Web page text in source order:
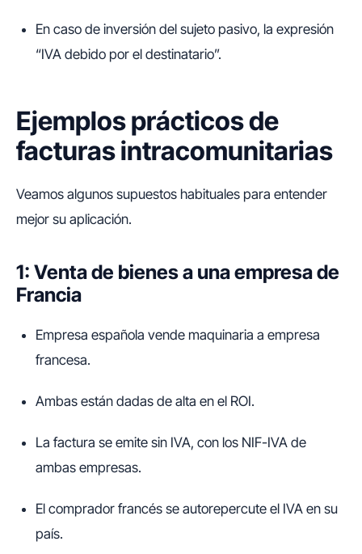
En caso de inversión del sujeto pasivo, la expresión
“IVA debido por el destinatario”.
Ejemplos prácticos de
facturas intracomunitarias
Veamos algunos supuestos habituales para entender
mejor su aplicación.
1: Venta de bienes a una empresa de
Francia
Empresa española vende maquinaria a empresa
francesa.
Ambas están dadas de alta en el ROI.
La factura se emite sin IVA, con los NIF-IVA de
ambas empresas.
El comprador francés se autorepercute el IVA en su
país.